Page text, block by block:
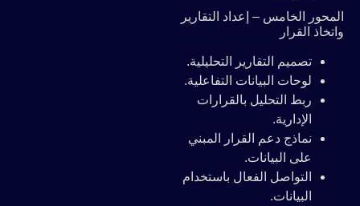
المحور الخامس – إعداد التقارير
واتخاذ القرار
تصميم التقارير التحليلية.
لوحات البيانات التفاعلية.
ربط التحليل بالقرارات
الإدارية.
نماذج دعم القرار المبني
على البيانات.
التواصل الفعال باستخدام
البيانات.